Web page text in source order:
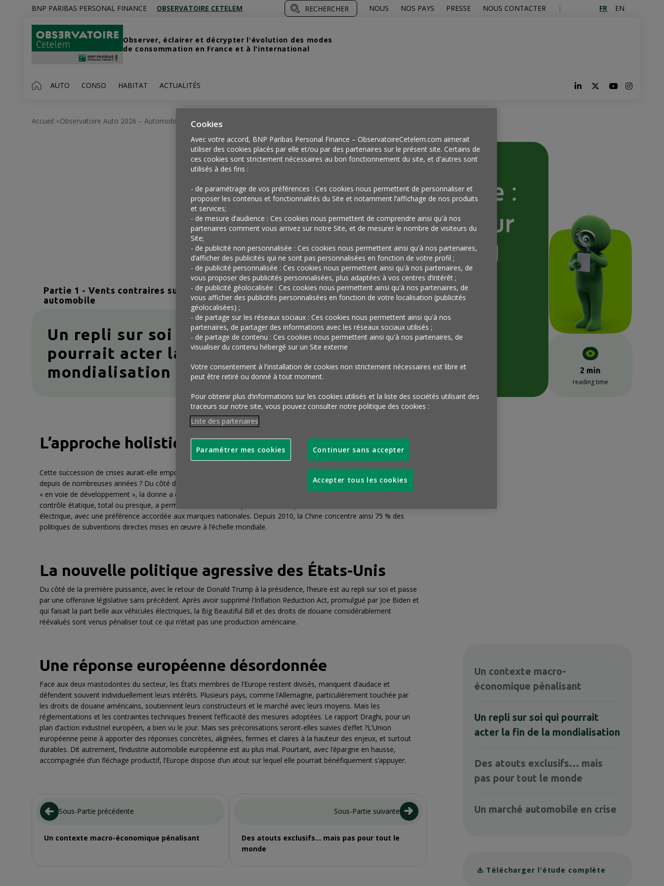
BNP PARIBAS PERSONAL FINANCE OBSERVATOIRE CETELEM RECHERCHER NOUS NOS PAYS PRESSE NOUS CONTACTER FR EN
Observer, éclairer et décrypter l'évolution des modes
de consommation en France et à l'international
AUTO CONSO HABITAT ACTUALITÉS
Accueil >Observatoire Auto 2026 – Automobile : 5 Voies Pour Le Rebond
Partie 1 - Vents contraires sur le secteur
automobile
Un repli sur soi qui
pourrait acter la fin de la
mondialisation
2 min
reading time
Un contexte macro-
économique pénalisant
Un repli sur soi qui pourrait
acter la fin de la mondialisation
Des atouts exclusifs… mais
pas pour tout le monde
Un marché automobile en crise
Télécharger l'étude complète
L’approche holistique chinoise
Cette succession de crises aurait-elle emporté sur son passage une organisation économique mondiale qui prévalait
depuis de nombreuses années ? Du côté de la seconde puissance mondiale, quecertains se plaisent encore à qualifier
« en voie de développement », la donne a évolué depuis longtemps, particulièrement pour le secteur automobile. Le
contrôle étatique, total ou presque, a permis de donner un coup de volant marqué en direction de la voiture
électrique, avec une préférence accordée aux marques nationales. Depuis 2010, la Chine concentre ainsi 75 % des
politiques de subventions directes mises en œuvre à l’échelle mondiale.
La nouvelle politique agressive des États-Unis
Du côté de la première puissance, avec le retour de Donald Trump à la présidence, l’heure est au repli sur soi et passe
par une offensive législative sans précédent. Après avoir supprimé l’Inflation Reduction Act, promulgué par Joe Biden et
qui faisait la part belle aux véhicules électriques, la Big Beautiful Bill et des droits de douane considérablement
réévalués sont venus pénaliser tout ce qui n’était pas une production américaine.
Une réponse européenne désordonnée
Face aux deux mastodontes du secteur, les États membres de l’Europe restent divisés, manquent d’audace et
défendent souvent individuellement leurs intérêts. Plusieurs pays, comme l’Allemagne, particulièrement touchée par
les droits de douane américains, soutiennent leurs constructeurs et le marché avec leurs moyens. Mais les
réglementations et les contraintes techniques freinent l’efficacité des mesures adoptées. Le rapport Draghi, pour un
plan d’action industriel européen, a bien vu le jour. Mais ses préconisations seront-elles suivies d’effet ?L’Union
européenne peine à apporter des réponses concrètes, alignées, fermes et claires à la hauteur des enjeux, et surtout
durables. Dit autrement, l’industrie automobile européenne est au plus mal. Pourtant, avec l’épargne en hausse,
accompagnée d’un fléchage productif, l’Europe dispose d’un atout sur lequel elle pourrait bénéfiquement s’appuyer.
Sous-Partie précédente
Un contexte macro-économique pénalisant
Sous-Partie suivante
Des atouts exclusifs… mais pas pour tout le
monde
Cookies
Avec votre accord, BNP Paribas Personal Finance – ObservatoireCetelem.com aimerait
utiliser des cookies placés par elle et/ou par des partenaires sur le présent site. Certains de
ces cookies sont strictement nécessaires au bon fonctionnement du site, et d'autres sont
utilisés à des fins :
- de paramétrage de vos préférences : Ces cookies nous permettent de personnaliser et
proposer les contenus et fonctionnalités du Site et notamment l’affichage de nos produits
et services;
- de mesure d’audience : Ces cookies nous permettent de comprendre ainsi qu'à nos
partenaires comment vous arrivez sur notre Site, et de mesurer le nombre de visiteurs du
Site;
- de publicité non personnalisée : Ces cookies nous permettent ainsi qu'à nos partenaires,
d’afficher des publicités qui ne sont pas personnalisées en fonction de votre profil ;
- de publicité personnalisée : Ces cookies nous permettent ainsi qu'à nos partenaires, de
vous proposer des publicités personnalisées, plus adaptées à vos centres d’intérêt ;
- de publicité géolocalisée : Ces cookies nous permettent ainsi qu'à nos partenaires, de
vous afficher des publicités personnalisées en fonction de votre localisation (publicités
géolocalisées) ;
- de partage sur les réseaux sociaux : Ces cookies nous permettent ainsi qu'à nos
partenaires, de partager des informations avec les réseaux sociaux utilisés ;
- de partage de contenu : Ces cookies nous permettent ainsi qu'à nos partenaires, de
visualiser du contenu hébergé sur un Site externe
Votre consentement à l'installation de cookies non strictement nécessaires est libre et
peut être retiré ou donné à tout moment.
Pour obtenir plus d’informations sur les cookies utilisés et la liste des sociétés utilisant des
traceurs sur notre site, vous pouvez consulter notre politique des cookies :
Liste des partenaires
Continuer sans accepter
Accepter tous les cookies
Paramétrer mes cookies